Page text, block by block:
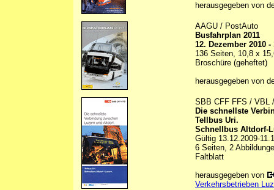
herausgegeben von
AAGU / PostAuto
Busfahrplan 2011
12. Dezember 2010 -
136 Seiten, 10,8 x
Broschüre (geheftet)
herausgegeben von
SBB CFF FFS / VBL
Die schnellste
Tellbus Uri.
Schnellbus Altdorf-
Gültig 13.12.2009-
6 Seiten, 2
Faltblatt
herausgegeben von
Verkehrsbetrieben